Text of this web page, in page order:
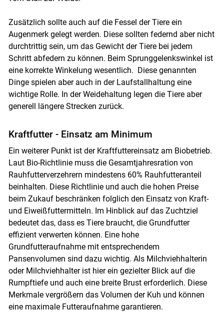
Zusätzlich sollte auch auf die Fessel der Tiere ein
Augenmerk gelegt werden. Diese sollten federnd aber nicht
durchtrittig sein, um das Gewicht der Tiere bei jedem
Schritt abfedern zu können. Beim Sprunggelenkswinkel ist
eine korrekte Winkelung wesentlich. Diese genannten
Dinge spielen aber auch in der Laufstallhaltung eine
wichtige Rolle. In der Weidehaltung legen die Tiere aber
generell längere Strecken zurück.
Kraftfutter - Einsatz am Minimum
Ein weiterer Punkt ist der Kraftfuttereinsatz am Biobetrieb.
Laut Bio-Richtlinie muss die Gesamtjahresration von
Rauhfutterverzehrern mindestens 60% Rauhfutteranteil
beinhalten. Diese Richtlinie und auch die hohen Preise
beim Zukauf beschränken folglich den Einsatz von Kraft-
und Eiweißfuttermitteln. Im Hinblick auf das Zuchtziel
bedeutet das, dass es Tiere braucht, die Grundfutter
effizient verwerten können. Eine hohe
Grundfutteraufnahme mit entsprechendem
Pansenvolumen sind dazu wichtig. Als Milchviehhalterin
oder Milchviehhalter ist hier ein gezielter Blick auf die
Rumpftiefe und auch eine breite Brust erforderlich. Diese
Merkmale vergrößern das Volumen der Kuh und können
eine maximale Futteraufnahme garantieren.